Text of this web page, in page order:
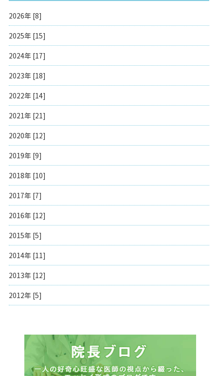
2026年 [8]
2025年 [15]
2024年 [17]
2023年 [18]
2022年 [14]
2021年 [21]
2020年 [12]
2019年 [9]
2018年 [10]
2017年 [7]
2016年 [12]
2015年 [5]
2014年 [11]
2013年 [12]
2012年 [5]